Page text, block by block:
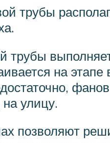
трубы
трубы
на
улицу.
позволяют